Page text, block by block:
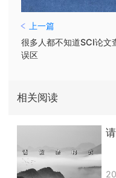
上一篇
很多人都不知道SCI论文
误区
相关阅读